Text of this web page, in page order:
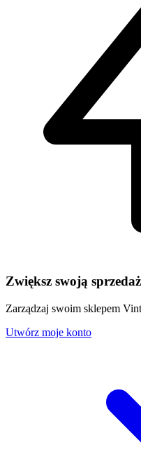
Zwiększ swoją
Zarządzaj swoim sklepem
Utwórz moje konto